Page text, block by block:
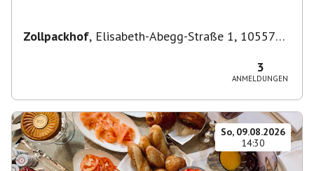
Zollpackhof, Elisabeth-Abegg-Straße 1, 10557
3
ANMELDUNGEN
So, 09.08.2026
14:30